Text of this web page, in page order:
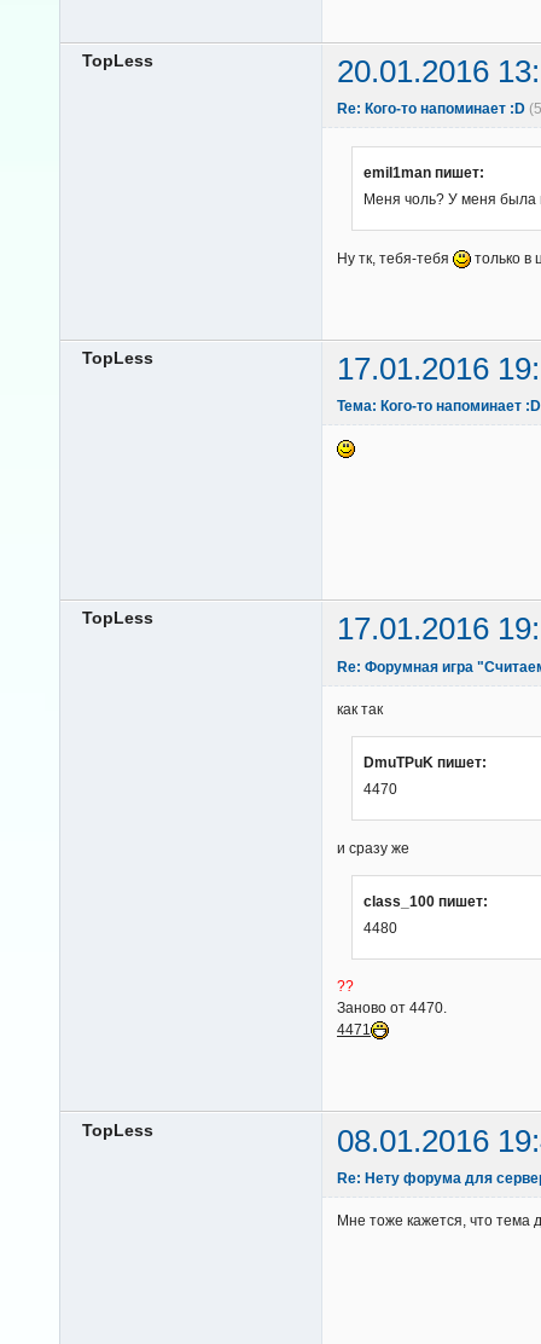
TopLess 20.01.2016
Re: Кого-то напоминает :D
emil1man пишет:
Меня чоль? У меня была
Ну тк, тебя-тебя только в
TopLess 17.01.2016
Тема: Кого-то напоминает :D
TopLess 17.01.2016
Re: Форумная игра
как так
DmuTPuK пишет:
4470
и сразу же
class_100 пишет:
4480
??
Заново от 4470.
4471
TopLess 08.01.2016
Re: Нету форума для
Мне тоже кажется, что тема